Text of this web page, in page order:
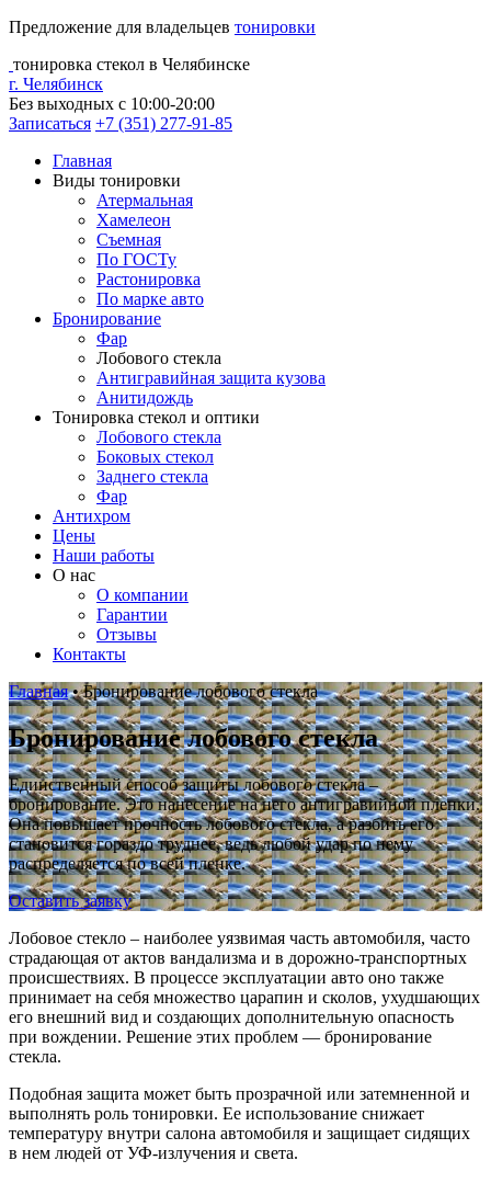
Предложение для владельцев тонировки
тонировка стекол в Челябинске
г. Челябинск
Без выходных с 10:00-20:00
Записаться +7 (351) 277-91-85
Главная
Виды тонировки
Атермальная
Хамелеон
Съемная
По ГОСТу
Растонировка
По марке авто
Бронирование
Фар
Лобового стекла
Антигравийная защита кузова
Анитидождь
Тонировка стекол и оптики
Лобового стекла
Боковых стекол
Заднего стекла
Фар
Антихром
Цены
Наши работы
О нас
О компании
Гарантии
Отзывы
Контакты
Главная•Бронирование лобового стекла
Бронирование лобового стекла
Единственный способ защиты лобового стекла –
бронирование. Это нанесение на него антигравийной пленки.
Она повышает прочность лобового стекла, а разбить его
становится гораздо труднее, ведь любой удар по нему
распределяется по всей пленке.
Оставить заявку
Лобовое стекло – наиболее уязвимая часть автомобиля, часто
страдающая от актов вандализма и в дорожно-транспортных
происшествиях. В процессе эксплуатации авто оно также
принимает на себя множество царапин и сколов, ухудшающих
его внешний вид и создающих дополнительную опасность
при вождении. Решение этих проблем — бронирование
стекла.
Подобная защита может быть прозрачной или затемненной и
выполнять роль тонировки. Ее использование снижает
температуру внутри салона автомобиля и защищает сидящих
в нем людей от УФ-излучения и света.